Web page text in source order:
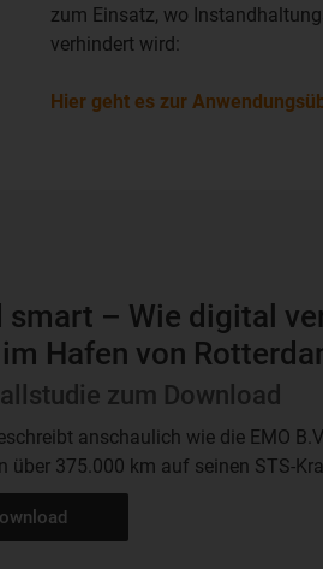
zum Einsatz, wo
verhindert wird:
Hier geht es zur
smart – Wie digital
Hafen von
zum Download
anschaulich wie die EMO
über 375.000 km auf seinen STS-